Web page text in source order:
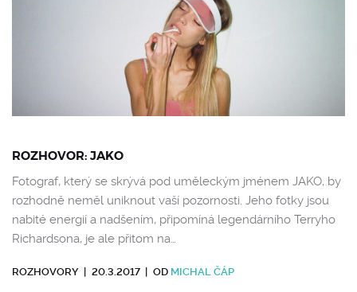
ROZHOVOR: JAKO
Fotograf, který se skrývá pod uměleckým jménem JAKO, by
rozhodně neměl uniknout vaší pozornosti. Jeho fotky jsou
nabité energií a nadšením, připomíná legendárního Terryho
Richardsona, je ale přitom na…
ROZHOVORY 20.3.2017 OD MICHAL ČÁP